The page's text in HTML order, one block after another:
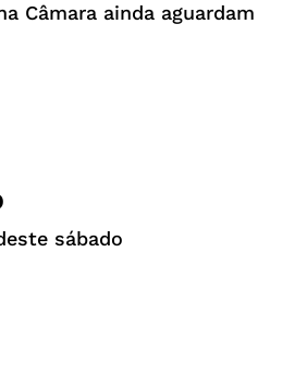
Câmara ainda aguardam
sábado